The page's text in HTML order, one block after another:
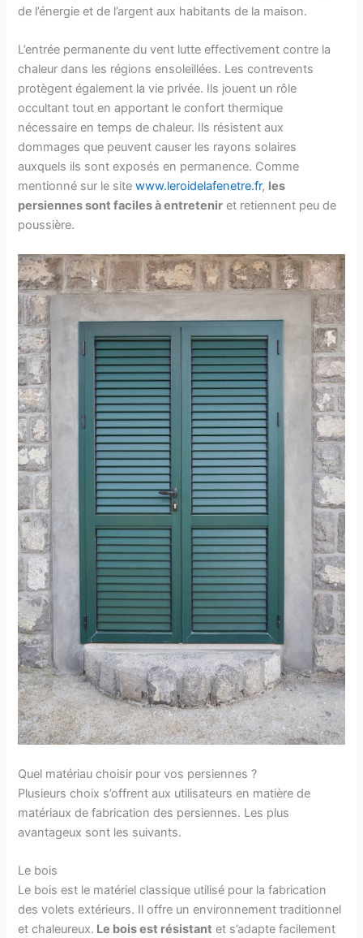
de l’énergie et de l’argent aux habitants de la maison.
L’entrée permanente du vent lutte effectivement contre la
chaleur dans les régions ensoleillées. Les contrevents
protègent également la vie privée. Ils jouent un rôle
occultant tout en apportant le confort thermique
nécessaire en temps de chaleur. Ils résistent aux
dommages que peuvent causer les rayons solaires
auxquels ils sont exposés en permanence. Comme
mentionné sur le sitewww.leroidelafenetre.fr, les
persiennes sont faciles à entretenir et retiennent peu de
poussière.
Quel matériau choisir pour vos persiennes ?
Plusieurs choix s’offrent aux utilisateurs en matière de
matériaux de fabrication des persiennes. Les plus
avantageux sont les suivants.
Le bois
Le bois est le matériel classique utilisé pour la fabrication
des volets extérieurs. Il offre un environnement traditionnel
et chaleureux. Le bois est résistant et s’adapte facilement